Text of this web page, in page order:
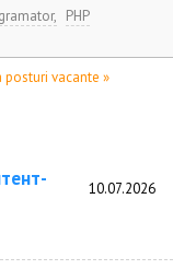
PHP
posturi vacante »
10.07.2026